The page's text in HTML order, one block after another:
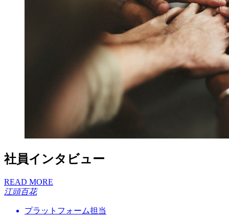
社員インタビュー
READ MORE
江頭百花
プラットフォーム担当